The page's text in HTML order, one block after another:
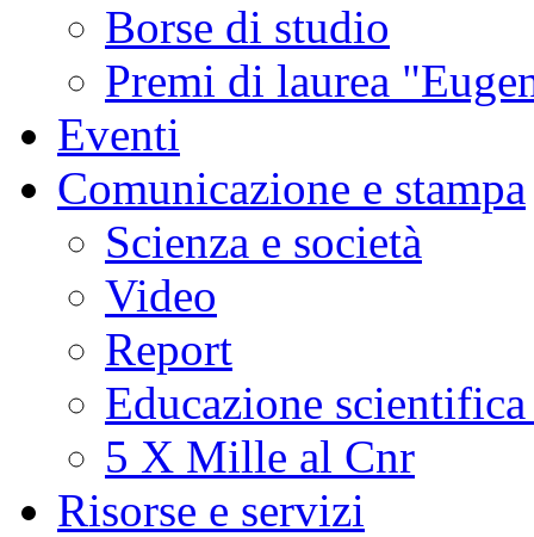
Borse di studio
Premi di laurea
Eventi
Comunicazione e stampa
Scienza e società
Video
Report
Educazione
5 X Mille al Cnr
Risorse e servizi